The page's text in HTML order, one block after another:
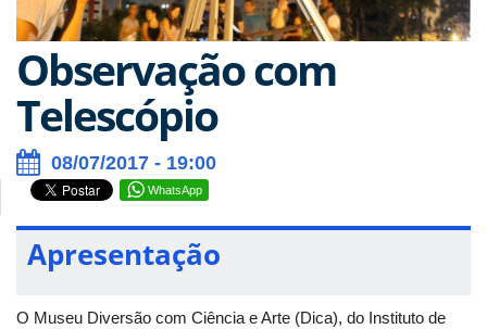
Observação com
Telescópio
08/07/2017 - 19:00
WhatsApp
Apresentação
O Museu Diversão com Ciência e Arte (Dica), do Instituto de